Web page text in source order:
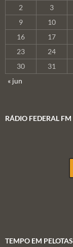
2
3
9
10
16
17
23
24
30
31
« jun
RÁDIO FEDERAL FM
TEMPO EM